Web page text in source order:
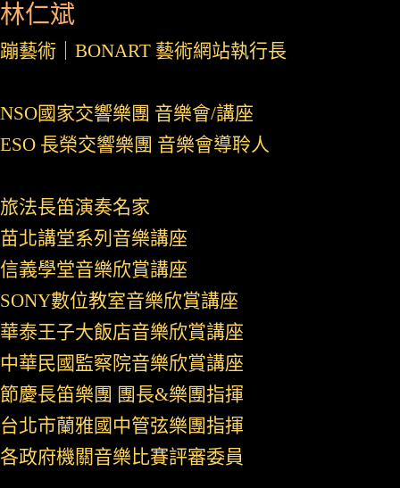
林仁斌
蹦藝術｜BONART 藝術網站執行長
NSO國家交響樂團 音樂會/講座
ESO 長榮交響樂團 音樂會導聆人
旅法長笛演奏名家
苗北講堂系列音樂講座
信義學堂音樂欣賞講座
SONY數位教室音樂欣賞講座
華泰王子大飯店音樂欣賞講座
中華民國監察院音樂欣賞講座
節慶長笛樂團 團長&樂團指揮
台北市蘭雅國中管弦樂團指揮
各政府機關音樂比賽評審委員